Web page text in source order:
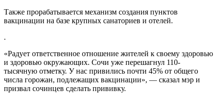
Также прорабатывается механизм создания пунктов
вакцинации на базе крупных санаториев и отелей.
.
«Радует ответственное отношение жителей к своему здоровью
и здоровью окружающих. Сочи уже перешагнул 110-
тысячную отметку. У нас привились почти 45% от общего
числа горожан, подлежащих вакцинации», — сказал мэр и
призвал сочинцев сделать прививку.